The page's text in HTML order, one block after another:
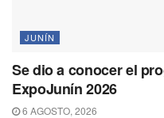
JUNÍN
Se dio a conocer el
ExpoJunín 2026
6 AGOSTO, 2026